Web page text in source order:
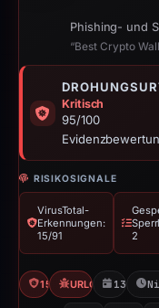
Phishing- und
“Best Crypto
Kritisch
95/100
RISIKOSIGNALE
VirusTotal-
Erkennungen:
15/91
2
15/91 VTURLQuery: 2